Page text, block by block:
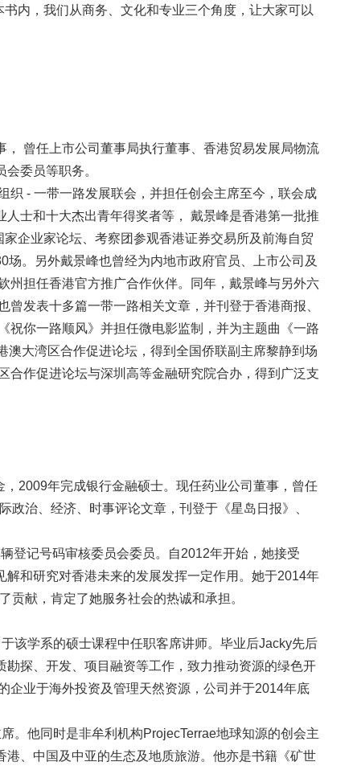
内，我们从商务、文化和专业三个角度，让大家可以
曾任上市公司董事局执行董事、香港贸易发展局物流
委员等职务。
织 - 一带一路发展联会，并担任创会主席至今，联会成
士和十大杰出青年得奖者等， 戴景峰是香港第一批推
企业家论坛、考察团参观香港证券交易所及前海自贸
。另外戴景峰也曾经为内地市政府官员、上市公司及
州担任香港官方推广合作伙伴。同年，戴景峰与另外六
发表十多篇一带一路相关文章，并刊登于香港商报、
祝你一路顺风》并担任微电影监制，并为主题曲《一路
大湾区合作促进论坛，得到全国侨联副主席黎静到场
合作促进论坛与深圳高等金融研究院合办，得到广泛支
2009年完成银行金融硕士。现任药业公司董事，曾任
治、经济、时事评论文章，刊登于《星岛日报》、
登记号码审核委员会委员。自2012年开始，她接受
和研究对香港未来的发展发挥一定作用。她于2014年
贡献，肯定了她服务社会的热诚和承担。
该学系的硕士课程中任职客席讲师。毕业后Jacky先后
探、开发、项目融资等工作，致力推动资源的绿色开
企业于海外投资及管理天然资源，公司并于2014年底
。他同时是非牟利机构ProjecTerrae地球知源的创会主
、中国及中亚的生态及地质旅游。他亦是书籍《矿世